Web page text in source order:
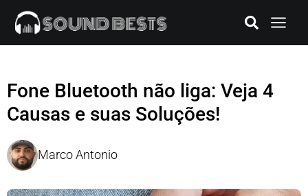
Fone Bluetooth não liga: Veja 4
Causas e suas Soluções!
Marco Antonio